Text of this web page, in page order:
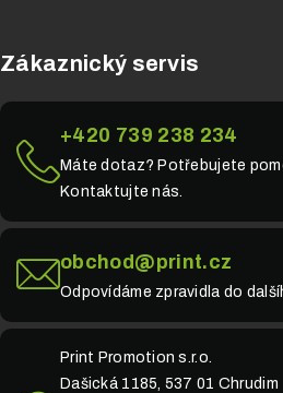
Zákaznický servis
+420 739 238 234
Máte dotaz? Potřebujete
Kontaktujte nás.
obchod@print.cz
Odpovídáme zpravidla do
Print Promotion s.r.o.
Dašická 1185, 537 01 Chrudim